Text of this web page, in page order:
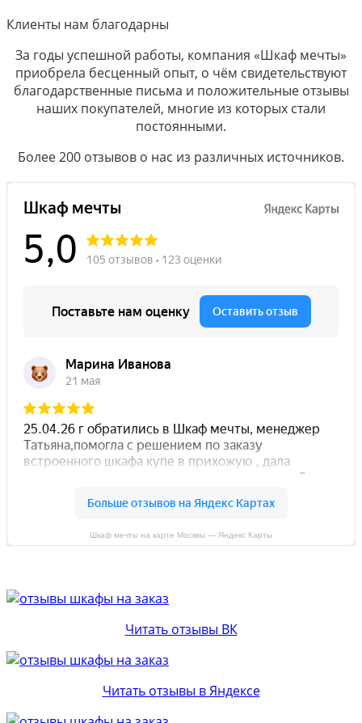
Клиенты нам благодарны
За годы успешной работы, компания «Шкаф мечты»
приобрела бесценный опыт, о чём свидетельствуют
благодарственные письма и положительные отзывы
наших покупателей, многие из которых стали
постоянными.
Более 200 отзывов о нас из различных источников.
Шкаф мечты на карте Москвы — Яндекс Карты
Читать отзывы ВК
Читать отзывы в Яндексе